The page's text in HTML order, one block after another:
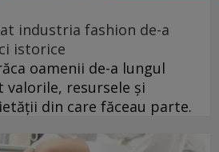
industria fashion de-a
istorice
oamenii de-a lungul
resursele și
din care făceau parte.